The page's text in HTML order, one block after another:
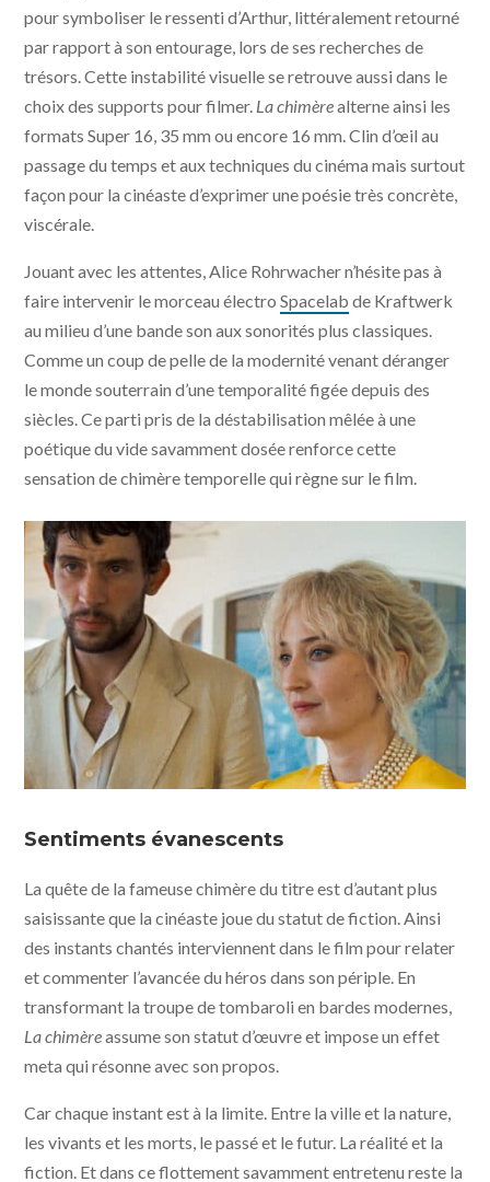
pour symboliser le ressenti d’Arthur, littéralement retourné
par rapport à son entourage, lors de ses recherches de
trésors. Cette instabilité visuelle se retrouve aussi dans le
choix des supports pour filmer. La chimèrealterne ainsi les
formats Super 16, 35 mm ou encore 16 mm. Clin d’œil au
passage du temps et aux techniques du cinéma mais surtout
façon pour la cinéaste d’exprimer une poésie très concrète,
viscérale.
Jouant avec les attentes, Alice Rohrwacher n’hésite pas à
faire intervenir le morceau électroSpacelab de Kraftwerk
au milieu d’une bande son aux sonorités plus classiques.
Comme un coup de pelle de la modernité venant déranger
le monde souterrain d’une temporalité figée depuis des
siècles. Ce parti pris de la déstabilisation mêlée à une
poétique du vide savamment dosée renforce cette
sensation de chimère temporelle qui règne sur le film.
Production - Amka Films Productions - Arte France
Sentiments évanescents
La quête de la fameuse chimère du titre est d’autant plus
saisissante que la cinéaste joue du statut de fiction. Ainsi
des instants chantés interviennent dans le film pour relater
et commenter l’avancée du héros dans son périple. En
transformant la troupe de tombaroli en bardes modernes,
La chimèreassume son statut d’œuvre et impose un effet
meta qui résonne avec son propos.
Car chaque instant est à la limite. Entre la ville et la nature,
les vivants et les morts, le passé et le futur. La réalité et la
fiction. Et dans ce flottement savamment entretenu reste la